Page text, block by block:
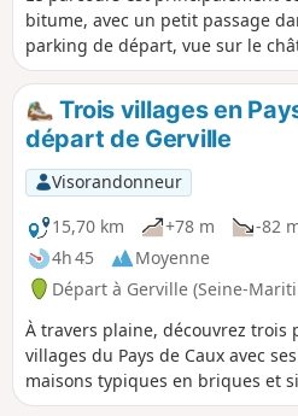
bitume, avec un petit passage
parking de départ, vue sur le
(devenu hôtel). Au début du
moins sympathique, Église
Gerville, l'Église Saint-Michel est
visitée. L'Église Notre-Dame, aux
visitée, ainsi que l'ancienne gare
Mer", qui abrite de vieux wagons
Trois villages en
départ de Gerville
Visorandonneur
15,70 km
+78 m
-82
4h 45
Moyenne
Départ à Gerville (Seine-
À travers plaine, découvrez trois
villages du Pays de Caux avec ses
maisons typiques en briques et
clos masure et exploitations